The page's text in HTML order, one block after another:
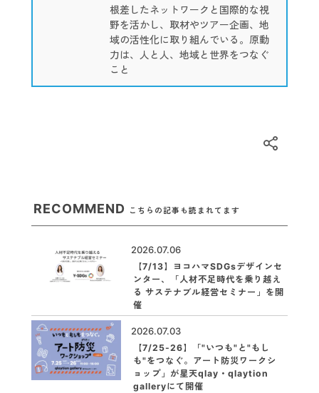
根差したネットワークと国際的な視
野を活かし、取材やツアー企画、地
域の活性化に取り組んでいる。原動
力は、人と人、地域と世界をつなぐ
こと
RECOMMEND こちらの記事も読まれてます
2026.07.06
【7/13】ヨコハマSDGsデザインセ
ンター、「人材不足時代を乗り越え
る サステナブル経営セミナー」を開
催
2026.07.03
【7/25-26】「"いつも"と"もし
も"をつなぐ。アート防災ワークシ
ョップ」が星天qlay・qlaytion
galleryにて開催